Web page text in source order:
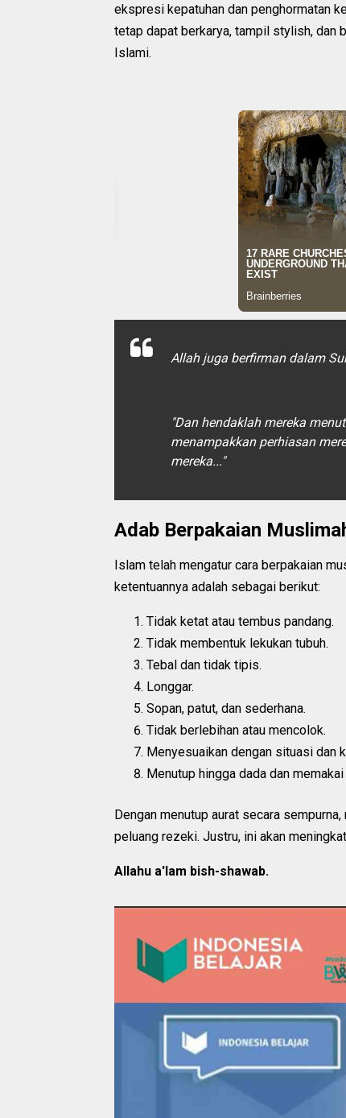
ekspresi kepatuhan dan penghormatan
tetap dapat berkarya, tampil stylish, dan
Islami.
Allah juga berfirman dalam
"Dan hendaklah mereka
menampakkan perhiasan
mereka..."
Adab Berpakaian
Islam telah mengatur cara berpakaian
ketentuannya adalah sebagai berikut:
Tidak ketat atau tembus pandang.
Tidak membentuk lekukan tubuh.
Tebal dan tidak tipis.
Longgar.
Sopan, patut, dan sederhana.
Tidak berlebihan atau mencolok.
Menyesuaikan dengan situasi dan
Menutup hingga dada dan
Dengan menutup aurat secara
peluang rezeki. Justru, ini akan
Allahu a'lam bish-shawab.